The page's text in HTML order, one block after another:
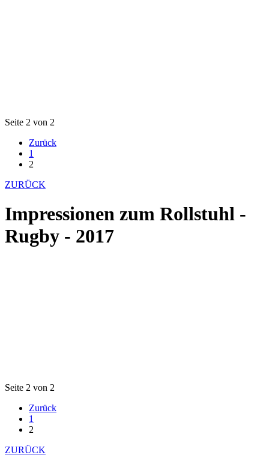
Seite 2 von 2
Zurück
1
2
ZURÜCK
Impressionen zum Rollstuhl -
Rugby - 2017
Seite 2 von 2
Zurück
1
2
ZURÜCK